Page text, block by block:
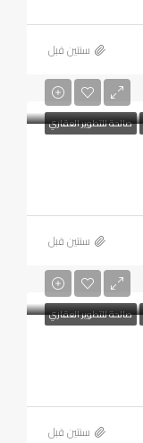
‏سنتين قبل
صالحة للتطوير العقاري
‏سنتين قبل
صالحة للتطوير العقاري
‏سنتين قبل